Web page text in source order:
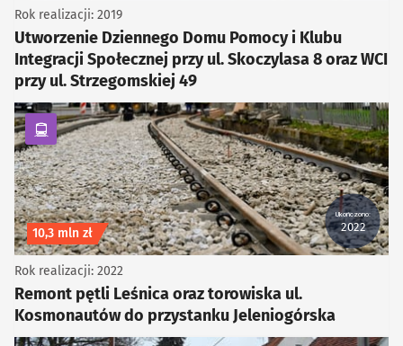
Utworzenie Dziennego Domu Pomocy i Klubu
Integracji Społecznej przy ul. Skoczylasa 8 oraz WCI
przy ul. Strzegomskiej 49
Rok realizacji: 2019
kategoria Komunikacja zbiorowa
Ukończono:
2022
Koszt inwestycji
10,3 mln zł
Remont pętli Leśnica oraz torowiska ul.
Kosmonautów do przystanku Jeleniogórska
Rok realizacji: 2022